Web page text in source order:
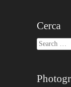
Cerca
Search